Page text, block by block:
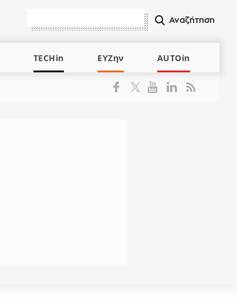
TECHin ΕΥΖην AUTOin